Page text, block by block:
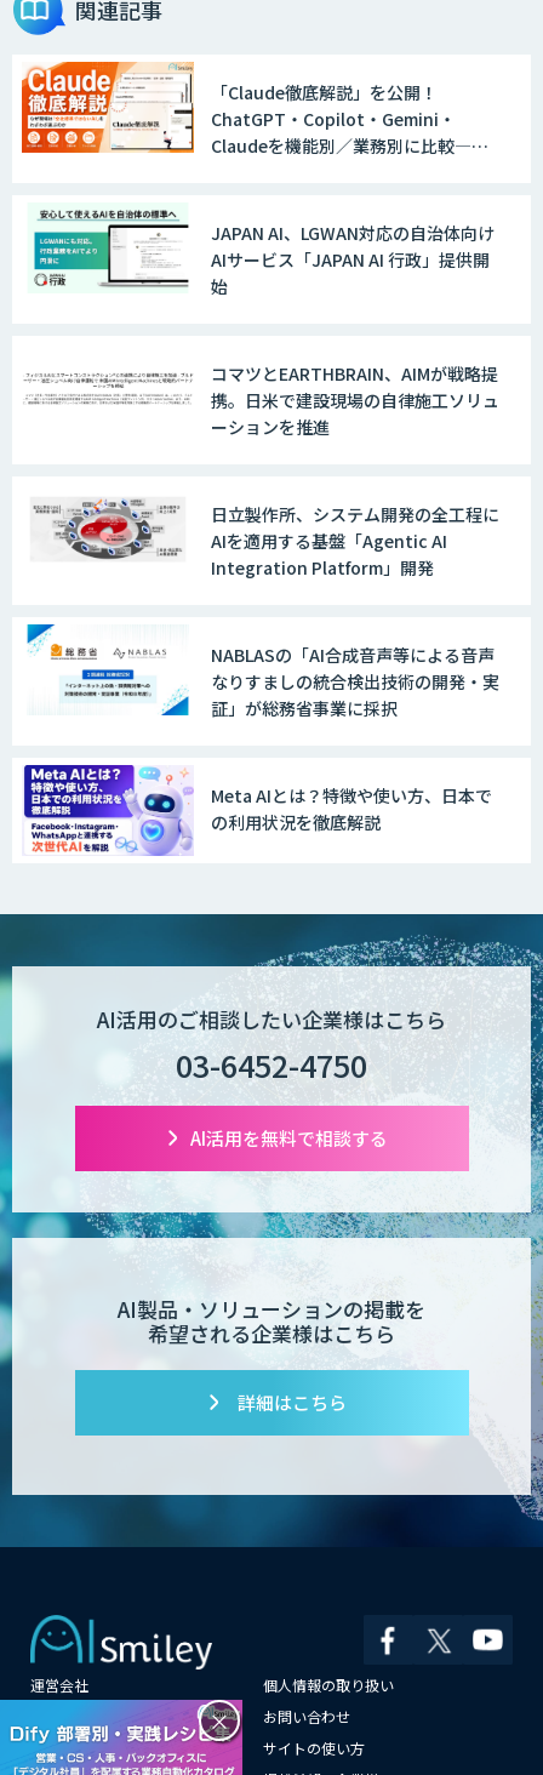
関連記事
「Claude徹底解説」を公開！
ChatGPT・Copilot・Gemini・
Claudeを機能別／業務別に比較―自
JAPAN AI、LGWAN対応の自治体向け
AIサービス「JAPAN AI 行政」提供開
始
コマツとEARTHBRAIN、AIMが戦略提
携。日米で建設現場の自律施工ソリュ
ーションを推進
日立製作所、システム開発の全工程に
AIを適用する基盤「Agentic AI
Integration Platform」開発
NABLASの「AI合成音声等による音声
なりすましの統合検出技術の開発・実
証」が総務省事業に採択
Meta AIとは？特徴や使い方、日本で
の利用状況を徹底解説
AI活用のご相談したい企業様はこちら
03-6452-4750
AI活用を無料で相談する
AI製品・ソリューションの掲載を
希望される企業様はこちら
詳細はこちら
運営会社
個人情報の取り扱い
お問い合わせ
メールマガジン登録
サイトの使い方
×